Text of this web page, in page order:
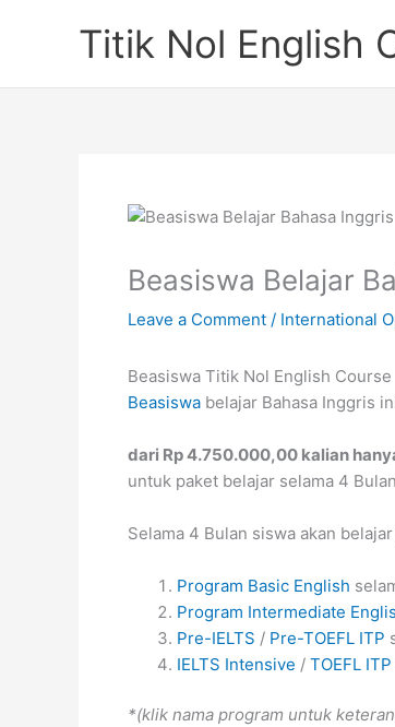
Titik Nol English
Beasiswa Belajar
Leave a Comment / International
Beasiswa Titik Nol English Course
Beasiswa belajar Bahasa Inggris
dari Rp 4.750.000,00 kalian
untuk paket belajar selama 4
Selama 4 Bulan siswa akan
Program Basic English
Program Intermediate
Pre-IELTS / Pre-TOEFL ITP
IELTS Intensive / TOEFL ITP
*(klik nama program untuk